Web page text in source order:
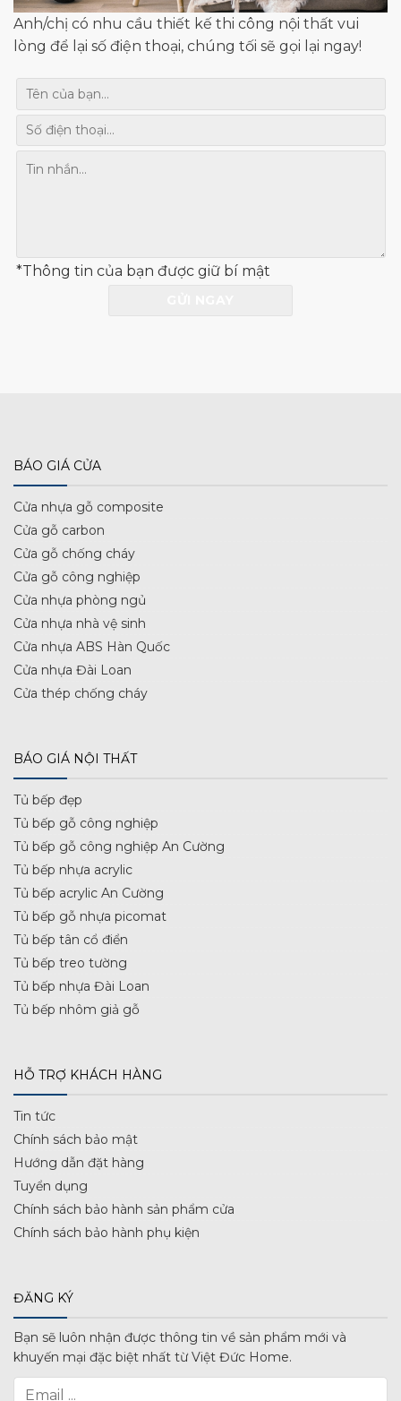
Anh/chị có nhu cầu thiết kế thi công nội thất vui
lòng để lại số điện thoại, chúng tối sẽ gọi lại ngay!
*Thông tin của bạn được giữ bí mật
BÁO GIÁ CỬA
Cửa nhựa gỗ composite
Cửa gỗ carbon
Cửa gỗ chống cháy
Cửa gỗ công nghiệp
Cửa nhựa phòng ngủ
Cửa nhựa nhà vệ sinh
Cửa nhựa ABS Hàn Quốc
Cửa nhựa Đài Loan
Cửa thép chống cháy
BÁO GIÁ NỘI THẤT
Tủ bếp đẹp
Tủ bếp gỗ công nghiệp
Tủ bếp gỗ công nghiệp An Cường
Tủ bếp nhựa acrylic
Tủ bếp acrylic An Cường
Tủ bếp gỗ nhựa picomat
Tủ bếp tân cổ điển
Tủ bếp treo tường
Tủ bếp nhựa Đài Loan
Tủ bếp nhôm giả gỗ
HỖ TRỢ KHÁCH HÀNG
Tin tức
Chính sách bảo mật
Hướng dẫn đặt hàng
Tuyển dụng
Chính sách bảo hành sản phẩm cửa
Chính sách bảo hành phụ kiện
ĐĂNG KÝ
Bạn sẽ luôn nhận được thông tin về sản phẩm mới và
khuyến mại đặc biệt nhất từ Việt Đức Home.